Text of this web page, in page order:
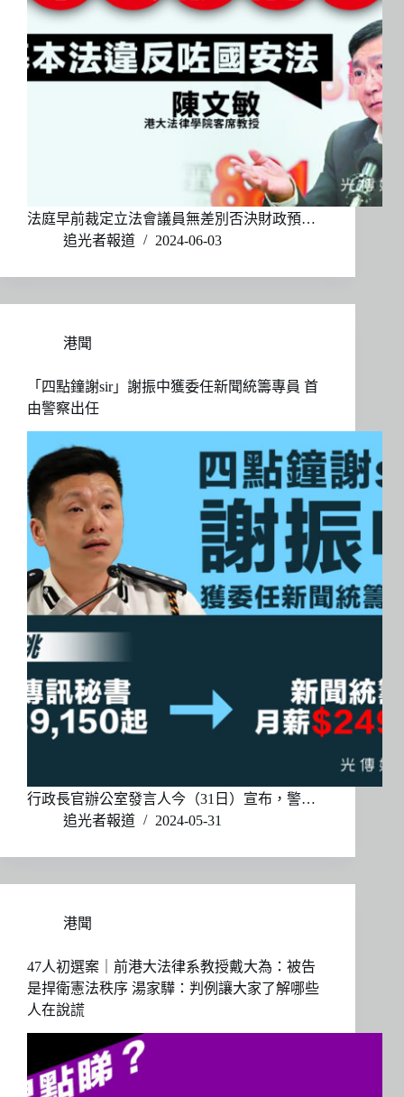
法庭早前裁定立法會議員無差別否決財政預…
追光者報道
2024-06-03
港聞
「四點鐘謝sir」謝振中獲委任新聞統籌專員 首
由警察出任
行政長官辦公室發言人今（31日）宣布，警…
追光者報道
2024-05-31
港聞
47人初選案｜前港大法律系教授戴大為：被告
是捍衛憲法秩序 湯家驊：判例讓大家了解哪些
人在說謊